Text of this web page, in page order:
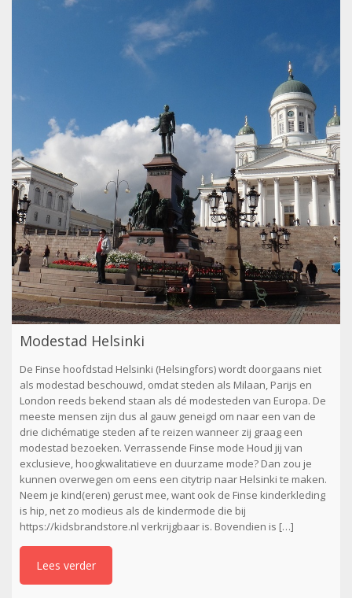
Modestad Helsinki
De Finse hoofdstad Helsinki (Helsingfors) wordt doorgaans niet
als modestad beschouwd, omdat steden als Milaan, Parijs en
London reeds bekend staan als dé modesteden van Europa. De
meeste mensen zijn dus al gauw geneigd om naar een van de
drie clichématige steden af te reizen wanneer zij graag een
modestad bezoeken. Verrassende Finse mode Houd jij van
exclusieve, hoogkwalitatieve en duurzame mode? Dan zou je
kunnen overwegen om eens een citytrip naar Helsinki te maken.
Neem je kind(eren) gerust mee, want ook de Finse kinderkleding
is hip, net zo modieus als de kindermode die bij
https://kidsbrandstore.nl verkrijgbaar is. Bovendien is […]